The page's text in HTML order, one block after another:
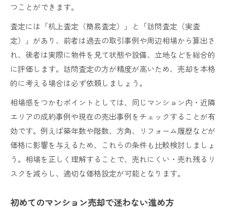
つことができます。
査定には「机上査定（簡易査定）」と「訪問査定（実査
定）」があり、前者は過去の取引事例や周辺相場から算出さ
れ、後者は実際に物件を見て状態や設備、立地などを総合的
に評価します。訪問査定の方が精度が高いため、売却を本格
的に考える場合は必ず依頼しましょう。
相場感をつかむポイントとしては、同じマンション内・近隣
エリアの成約事例や現在の売出事例をチェックすることが有
効です。例えば築年数や階数、方角、リフォーム履歴などが
価格に影響を与えるため、これらの条件も比較検討しましょ
う。相場を正しく理解することで、売れにくい・売れ残るリ
スクを減らし、適切な価格設定が可能となります。
初めてのマンション売却で迷わない進め方